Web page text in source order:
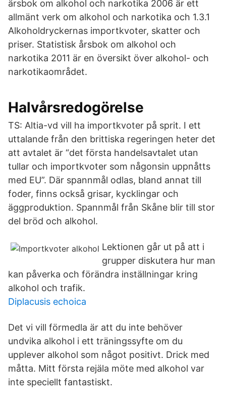
ärsbok om alkohol och narkotika 2006 är ett
allmänt verk om alkohol och narkotika och 1.3.1
Alkoholdryckernas importkvoter, skatter och
priser. Statistisk årsbok om alkohol och
narkotika 2011 är en översikt över alkohol- och
narkotikaområdet.
Halvårsredogörelse
TS: Altia-vd vill ha importkvoter på sprit. I ett
uttalande från den brittiska regeringen heter det
att avtalet är “det första handelsavtalet utan
tullar och importkvoter som någonsin uppnåtts
med EU”. Där spannmål odlas, bland annat till
foder, finns också grisar, kycklingar och
äggproduktion. Spannmål från Skåne blir till stor
del bröd och alkohol.
Lektionen går ut på att i
grupper diskutera hur man
kan påverka och förändra inställningar kring
alkohol och trafik.
Diplacusis echoica
Det vi vill förmedla är att du inte behöver
undvika alkohol i ett träningssyfte om du
upplever alkohol som något positivt. Drick med
måtta. Mitt första rejäla möte med alkohol var
inte speciellt fantastiskt.